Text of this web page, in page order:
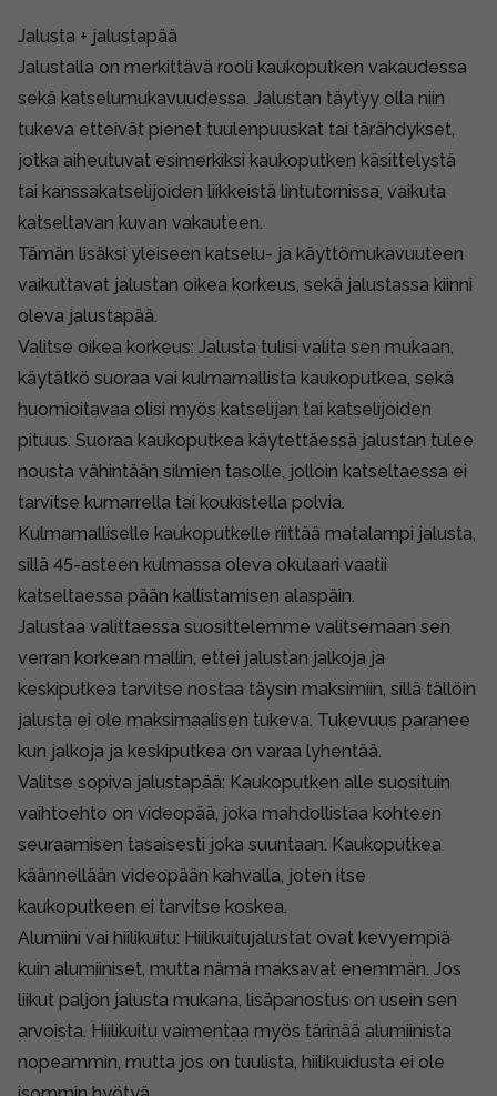
Jalusta + jalustapää
Jalustalla on merkittävä rooli kaukoputken vakaudessa
sekä katselumukavuudessa. Jalustan täytyy olla niin
tukeva etteivät pienet tuulenpuuskat tai tärähdykset,
jotka aiheutuvat esimerkiksi kaukoputken käsittelystä
tai kanssakatselijoiden liikkeistä lintutornissa, vaikuta
katseltavan kuvan vakauteen.
Tämän lisäksi yleiseen katselu- ja käyttömukavuuteen
vaikuttavat jalustan oikea korkeus, sekä jalustassa kiinni
oleva jalustapää.
Valitse oikea korkeus: Jalusta tulisi valita sen mukaan,
käytätkö suoraa vai kulmamallista kaukoputkea, sekä
huomioitavaa olisi myös katselijan tai katselijoiden
pituus. Suoraa kaukoputkea käytettäessä jalustan tulee
nousta vähintään silmien tasolle, jolloin katseltaessa ei
tarvitse kumarrella tai koukistella polvia.
Kulmamalliselle kaukoputkelle riittää matalampi jalusta,
sillä 45-asteen kulmassa oleva okulaari vaatii
katseltaessa pään kallistamisen alaspäin.
Jalustaa valittaessa suosittelemme valitsemaan sen
verran korkean mallin, ettei jalustan jalkoja ja
keskiputkea tarvitse nostaa täysin maksimiin, sillä tällöin
jalusta ei ole maksimaalisen tukeva. Tukevuus paranee
kun jalkoja ja keskiputkea on varaa lyhentää.
Valitse sopiva jalustapää: Kaukoputken alle suosituin
vaihtoehto on videopää, joka mahdollistaa kohteen
seuraamisen tasaisesti joka suuntaan. Kaukoputkea
käännellään videopään kahvalla, joten itse
kaukoputkeen ei tarvitse koskea.
Alumiini vai hiilikuitu: Hiilikuitujalustat ovat kevyempiä
kuin alumiiniset, mutta nämä maksavat enemmän. Jos
liikut paljon jalusta mukana, lisäpanostus on usein sen
arvoista. Hiilikuitu vaimentaa myös tärinää alumiinista
nopeammin, mutta jos on tuulista, hiilikuidusta ei ole